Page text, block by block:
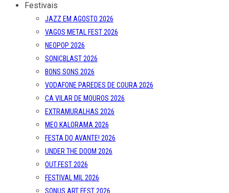
Festivais
JAZZ EM AGOSTO 2026
VAGOS METAL FEST 2026
NEOPOP 2026
SONICBLAST 2026
BONS SONS 2026
VODAFONE PAREDES DE COURA 2026
CA VILAR DE MOUROS 2026
EXTRAMURALHAS 2026
MEO KALORAMA 2026
FESTA DO AVANTE! 2026
UNDER THE DOOM 2026
OUT.FEST 2026
FESTIVAL MIL 2026
SONUS ART FEST 2026